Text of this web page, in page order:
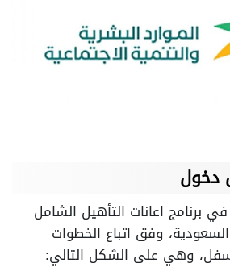
دخول
برنامج اعانات التأهيل الشامل
وفق اتباع الخطوات
وهي على الشكل التالي: